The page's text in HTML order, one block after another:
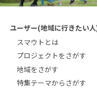
ユーザー(地域に行きたい
スマウトとは
プロジェクトをさがす
地域をさがす
特集テーマからさがす